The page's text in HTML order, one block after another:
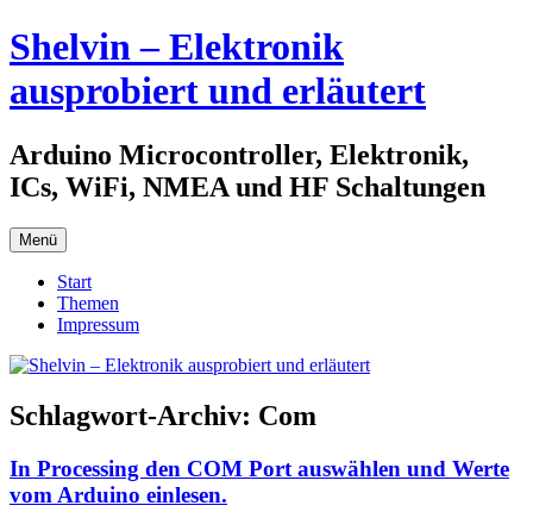
Zum
Inhalt
Shelvin – Elektronik
ausprobiert und erläutert
Arduino Microcontroller, Elektronik,
ICs, WiFi, NMEA und HF Schaltungen
Menü
Start
Themen
Impressum
Schlagwort-Archiv: Com
In Processing den COM Port auswählen und Werte
vom Arduino einlesen.